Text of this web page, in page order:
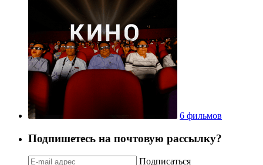
6 фильмов
Подпишетесь на почтовую рассылку?
Подписаться